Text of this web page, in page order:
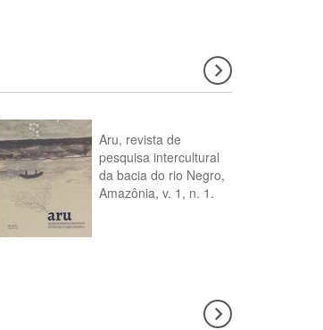
Aru, revista de
pesquisa intercultural
da bacia do rio Negro,
Amazônia, v. 1, n. 1.